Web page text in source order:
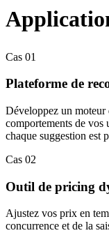
Cas 01
Plateforme de
Développez un moteur
comportements de vos
chaque suggestion est
Cas 02
Outil de pricing
Ajustez vos prix en
concurrence et de la